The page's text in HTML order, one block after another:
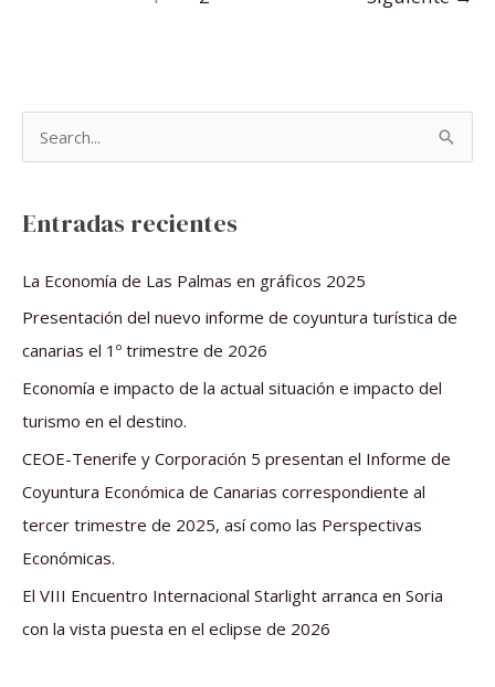
a
r
Entradas recientes
La Economía de Las Palmas en gráficos 2025
Presentación del nuevo informe de coyuntura turística de
canarias el 1º trimestre de 2026
Economía e impacto de la actual situación e impacto del
turismo en el destino.
CEOE-Tenerife y Corporación 5 presentan el Informe de
Coyuntura Económica de Canarias correspondiente al
tercer trimestre de 2025, así como las Perspectivas
Económicas.
El VIII Encuentro Internacional Starlight arranca en Soria
con la vista puesta en el eclipse de 2026